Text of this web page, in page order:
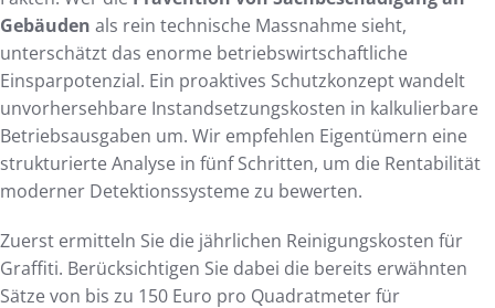
Gebäuden als rein technische Massnahme sieht,
unterschätzt das enorme betriebswirtschaftliche
Einsparpotenzial. Ein proaktives Schutzkonzept wandelt
unvorhersehbare Instandsetzungskosten in kalkulierbare
Betriebsausgaben um. Wir empfehlen Eigentümern eine
strukturierte Analyse in fünf Schritten, um die Rentabilität
moderner Detektionssysteme zu bewerten.
Zuerst ermitteln Sie die jährlichen Reinigungskosten für
Graffiti. Berücksichtigen Sie dabei die bereits erwähnten
Sätze von bis zu 150 Euro pro Quadratmeter für